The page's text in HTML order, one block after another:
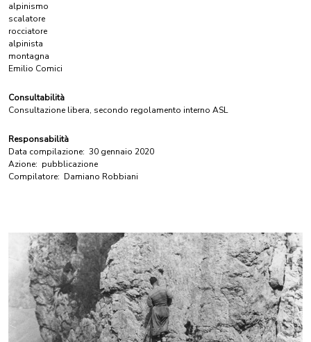
alpinismo
scalatore
rocciatore
alpinista
montagna
Emilio Comici
Consultabilità
Consultazione libera, secondo regolamento interno ASL
Responsabilità
Data compilazione: 30 gennaio 2020
Azione: pubblicazione
Compilatore: Damiano Robbiani